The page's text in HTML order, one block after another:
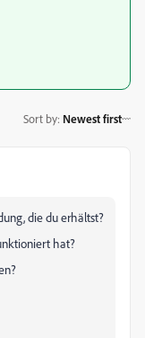
Sort by: Newest first
die du erhältst?
hat?